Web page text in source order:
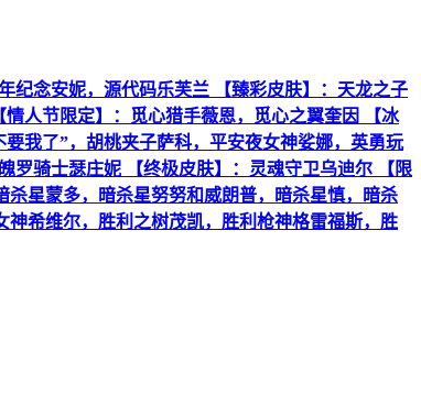
纪念安妮，源代码乐芙兰 【臻彩皮肤】：天龙之子
人节限定】：觅心猎手薇恩，觅心之翼奎因 【冰
我了”，胡桃夹子萨科，平安夜女神娑娜，英勇玩
罗骑士瑟庄妮 【终极皮肤】：灵魂守卫乌迪尔 【限
星蒙多，暗杀星努努和威朗普，暗杀星慎，暗杀
希维尔，胜利之树茂凯，胜利枪神格雷福斯，胜